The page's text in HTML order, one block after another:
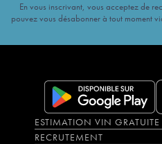
En vous inscrivant, vous acceptez de
pouvez vous désabonner à tout moment
ESTIMATION VIN GRATUITE
RECRUTEMENT